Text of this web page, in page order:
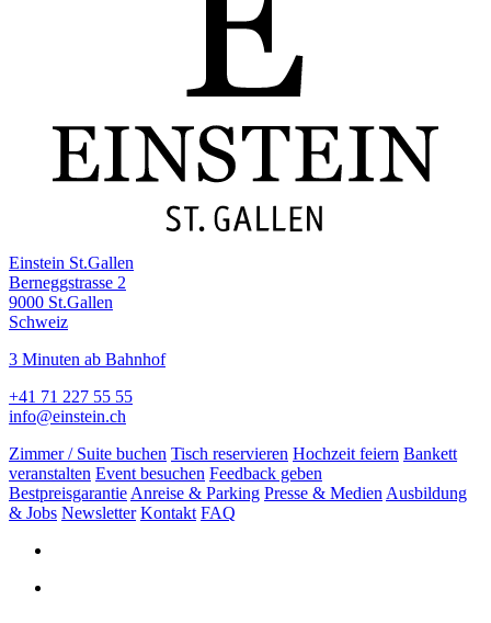
Einstein St.Gallen
Berneggstrasse 2
9000 St.Gallen
Schweiz
3 Minuten ab Bahnhof
+41 71 227 55 55
info@einstein.ch
Zimmer / Suite buchen Tisch reservieren Hochzeit feiern Bankett
veranstalten Event besuchen Feedback geben
Bestpreisgarantie Anreise & Parking Presse & Medien Ausbildung
& Jobs Newsletter Kontakt FAQ